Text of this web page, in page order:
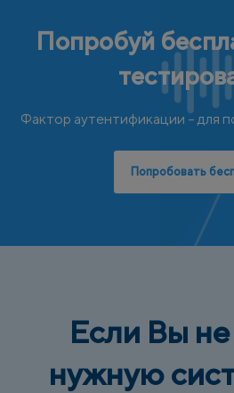
Попробуй
Фактор аутентификации – для
Попробовать
Если Вы
нужную